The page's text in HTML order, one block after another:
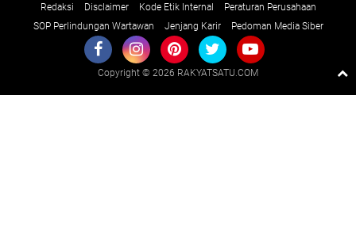
Redaksi Disclaimer Kode Etik Internal
Peraturan Perusahaan
SOP Perlindungan Wartawan
Jenjang Karir Pedoman Media Siber
Copyright © 2026 RAKYATSATU.COM
Raushan